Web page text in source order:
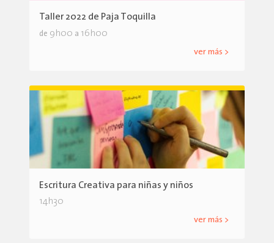
Taller 2022 de Paja Toquilla
de 9h00 a 16h00
ver más >
Escritura Creativa para niñas y niños
14h30
ver más >